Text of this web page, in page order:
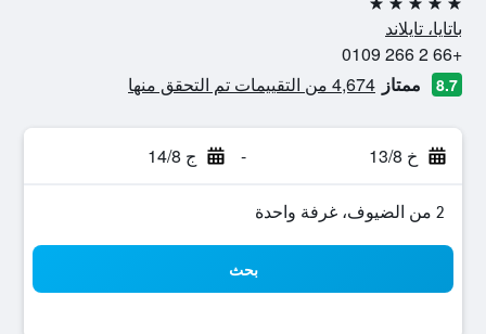
5 نجوم
باتايا، تايلاند
+66 2 266 0109
8.7 ممتاز 4,674 من التقييمات تم التحقق منها
خ 13/8 - ج 14/8
2 من الضيوف، غرفة واحدة
بحث